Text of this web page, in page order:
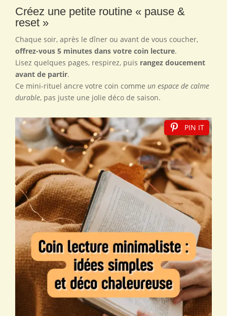
Créez une petite routine « pause &
reset »
Chaque soir, après le dîner ou avant de vous coucher,
offrez-vous 5 minutes dans votre coin lecture.
Lisez quelques pages, respirez, puis rangez doucement
avant de partir.
Ce mini-rituel ancre votre coin comme un espace de calme
durable, pas juste une jolie déco de saison.
PIN IT